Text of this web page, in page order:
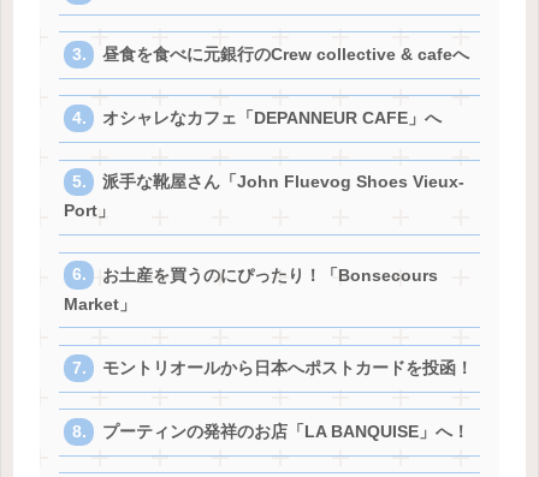
昼食を食べに元銀行のCrew collective & cafeへ
オシャレなカフェ「DEPANNEUR CAFE」へ
派手な靴屋さん「John Fluevog Shoes Vieux-
Port」
お土産を買うのにぴったり！「Bonsecours
Market」
モントリオールから日本へポストカードを投函！
プーティンの発祥のお店「LA BANQUISE」へ！